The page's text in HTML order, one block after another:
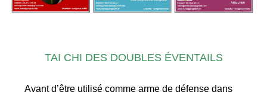
TAI CHI DES DOUBLES ÉVENTAILS
Avant d’être utilisé comme arme de défense dans